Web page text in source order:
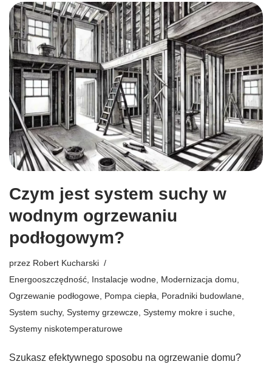
Czym jest system suchy w
wodnym ogrzewaniu
podłogowym?
przez Robert Kucharski
Energooszczędność, Instalacje wodne, Modernizacja domu,
Ogrzewanie podłogowe, Pompa ciepła, Poradniki budowlane,
System suchy, Systemy grzewcze, Systemy mokre i suche,
Systemy niskotemperaturowe
Szukasz efektywnego sposobu na ogrzewanie domu?